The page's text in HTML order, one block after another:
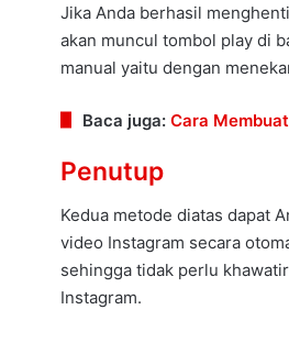
Jika Anda berhasil
akan muncul tombol play di
manual yaitu dengan
Baca juga: Cara
Penutup
Kedua metode diatas dapat
video Instagram secara
sehingga tidak perlu
Instagram.